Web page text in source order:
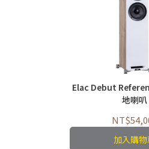
Elac Debut
地喇叭
加入購物